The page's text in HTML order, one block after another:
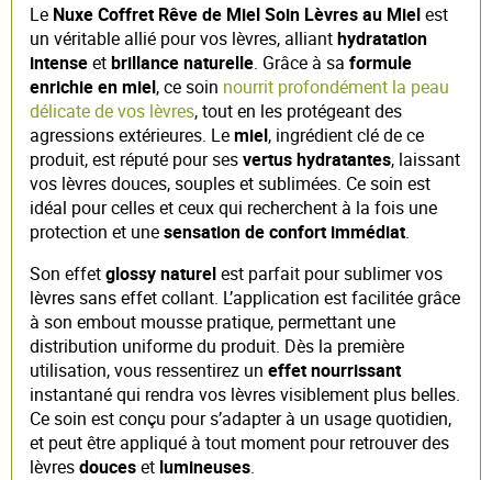
Le Nuxe Coffret Rêve de Miel Soin Lèvres au Mielest
un véritable allié pour vos lèvres, allianthydratation
intenseetbrillance naturelle. Grâce à sa formule
enrichie en miel, ce soin nourrit profondément la peau
délicate de vos lèvres, tout en les protégeant des
agressions extérieures. Lemiel, ingrédient clé de ce
produit, est réputé pour sesvertus hydratantes, laissant
vos lèvres douces, souples et sublimées. Ce soin est
idéal pour celles et ceux qui recherchent à la fois une
protection et unesensation de confort immédiat.
Son effetglossy naturelest parfait pour sublimer vos
lèvres sans effet collant. L’application est facilitée grâce
à son embout mousse pratique, permettant une
distribution uniforme du produit. Dès la première
utilisation, vous ressentirez un effet nourrissant
instantané qui rendra vos lèvres visiblement plus belles.
Ce soin est conçu pour s’adapter à un usage quotidien,
et peut être appliqué à tout moment pour retrouver des
lèvresdouceset lumineuses.